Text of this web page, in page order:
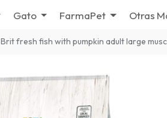
Gato FarmaPet Otras
Brit fresh fish with pumpkin adult large